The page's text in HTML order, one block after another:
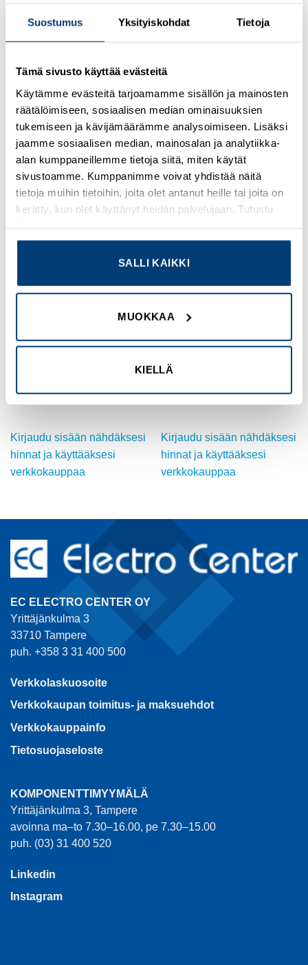
Suostumus Yksityiskohdat Tietoja
Tämä sivusto käyttää evästeitä
Käytämme evästeitä tarjoamamme sisällön ja mainosten
räätälöimiseen, sosiaalisen median ominaisuuksien
tukemiseen ja kävijämäärämme analysoimiseen. Lisäksi
jaamme sosiaalisen median, mainosalan ja analytiikka-
alan kumppaneillemme tietoja siitä, miten käytät
sivustoamme. Kumppanimme voivat yhdistää näitä
tietoja muihin tietoihin, joita olet antanut heille tai joita on
kerätty, kun olet käyttänyt heidän palvelujaan. Tutustu
SALLI KAIKKI
MUOKKAA
KIELLÄ
Osastot:Multinorm, Uudet tuotteet
TUTUSTU MYÖS
wishlist
Tuotekoodi TO171V001
Kirjaudu sisään nähdäksesi
hinnat ja käyttääksesi
verkkokauppaa
MULTINORM
Tuotekoodi TO171B002M
Kirjaudu sisään nähdäksesi
hinnat ja käyttääksesi
verkkokauppaa
EC ELECTRO CENTER OY
Yrittäjänkulma 3
33710 Tampere
puh. +358 3 31 400 500
Verkkolaskuosoite
Verkkokaupan toimitus- ja maksuehdot
Verkkokauppainfo
Tietosuojaseloste
KOMPONENTTIMYYMÄLÄ
Yrittäjänkulma 3, Tampere
avoinna ma–to 7.30–16.00, pe 7.30–15.00
puh. (03) 31 400 520
Linkedin
Instagram